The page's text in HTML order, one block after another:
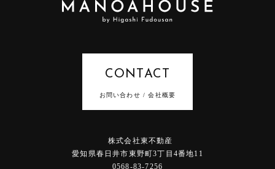
CONTACT
お問い合わせ / 会社概要
株式会社東不動産
愛知県春日井市東野町3丁目4番地11
0568-83-7256